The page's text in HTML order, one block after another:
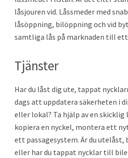
låsjouren vid. Låssmeder med
låsöppning, bilöppning och vid
samtliga lås på marknaden till
Tjänster
Har du låst dig ute, tappat
dags att uppdatera säkerheten i
eller lokal? Ta hjälp av en skicklig
kopiera en nyckel, montera ett
ett passagesystem. Är du
eller har du tappat nycklar till